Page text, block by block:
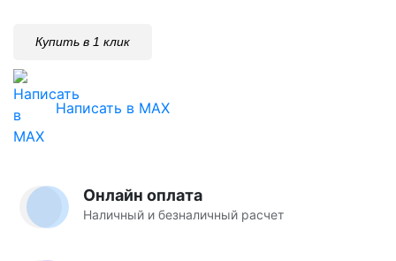
Купить в 1 клик
Написать в MAX
Онлайн оплата
Наличный и безналичный расчет